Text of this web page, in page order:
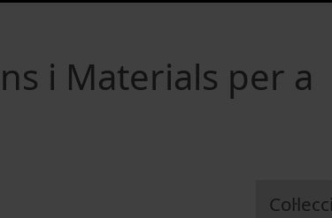
i Materials per a